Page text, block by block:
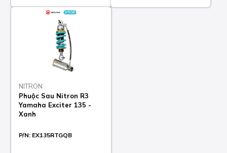
NITRON
Phuộc Sau Nitron R3
Yamaha Exciter 135 -
Xanh
P/N: EX135RTGQB